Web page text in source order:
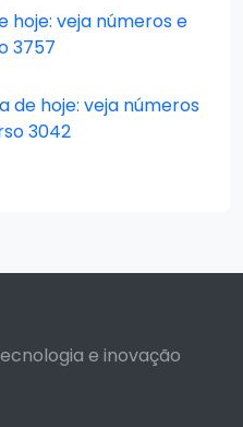
hoje: veja números e
3757
de hoje: veja números
3042
e inovação